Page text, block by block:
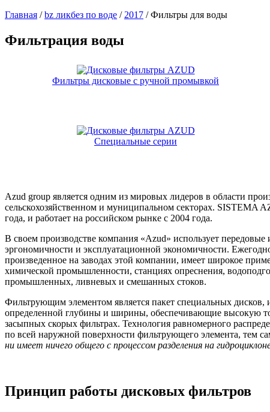
Главная /bz ликбез по воде / 2017 /Фильтры для воды
Фильтрация воды
Фильтры дисковые с ручной промывкой
Специальные серии
Azud group является одним из мировых лидеров в области
сельскохозяйственном и муниципальном секторах. SISTEMA
года, и работает на российском рынке с 2004 года.
В своем производстве компания «Azud» использует
эргономичности и эксплуатационной экономичности.
произведенное на заводах этой компании, имеет широкое
химической промышленности, станциях опреснения,
промышленных, ливневых и смешанных стоков.
Фильтрующим элементом является пакет специальных
определенной глубины и ширины, обеспечивающие высокую
засыпных скорых фильтрах. Технология равномерного
по всей наружной поверхности фильтрующего элемента, тем
ни имеет ничего общего с процессом разделения на
Принцип работы дисковых фильтров